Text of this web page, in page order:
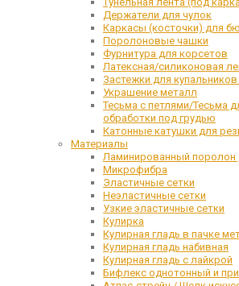
Держатели для чулок
Каркасы (косточки) для
Поролоновые чашки
Фурнитура для корсетов
Латексная/силиконовая
Застежки для
Украшение металл
Тесьма с петлями/Тесьма
обработки под грудью
Катонные катушки для
Материалы
Ламинированный поролон
Микрофибра
Эластичные сетки
Неэластичные сетки
Узкие эластичные сетки
Кулирка
Кулирная гладь в пачке
Кулирная гладь набивная
Кулирная гладь с лайкрой
Бифлекс однотонный и